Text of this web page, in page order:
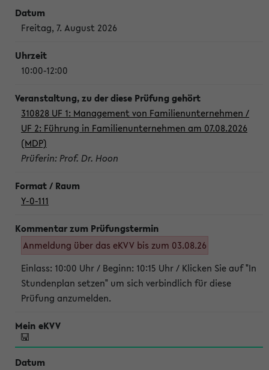
Freitag, 7. August 2026
10:00-12:00
310828 UF 1: Management von Familienunternehmen /
UF 2: Führung in Familienunternehmen am 07.08.2026
(MDP)
Prüferin: Prof. Dr. Hoon
Y-0-111
Anmeldung über das eKVV bis zum 03.08.26
Einlass: 10:00 Uhr / Beginn: 10:15 Uhr / Klicken Sie auf "In
Stundenplan setzen" um sich verbindlich für diese
Prüfung anzumelden.